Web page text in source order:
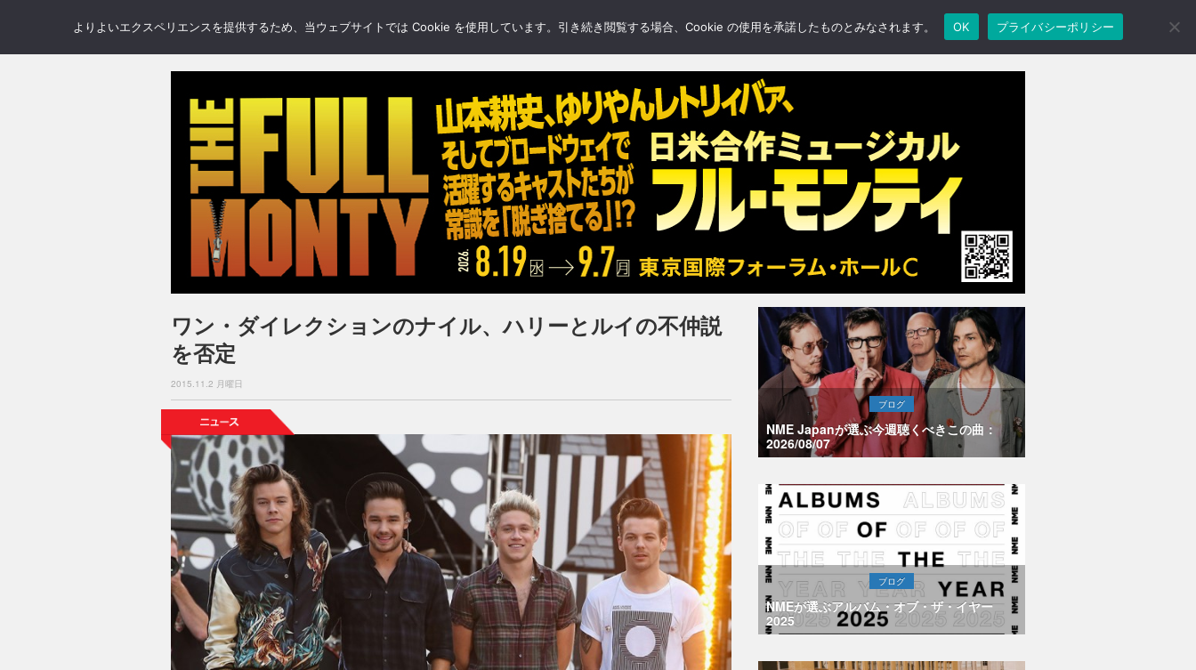
NEWS REVIEWS GALLERY BLOGS FEATURE
ワン・ダイレクションのナイル、ハリーとルイの不仲説
を否定
2015.11.2 月曜日
ブログ
NME Japanが選ぶ今週聴くべきこの曲：
2026/08/07
ブログ
NMEが選ぶアルバム・オブ・ザ・イヤー
2025
よりよいエクスペリエンスを提供するため、当ウェブサイトでは Cookie を使用しています。引き続き閲覧する場合、Cookie の使用を承諾したものとみなされます。 OK プライバシーポリシー